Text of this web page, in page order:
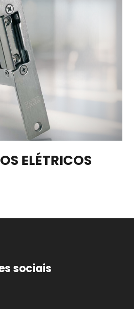
ELÉTRICOS
sociais